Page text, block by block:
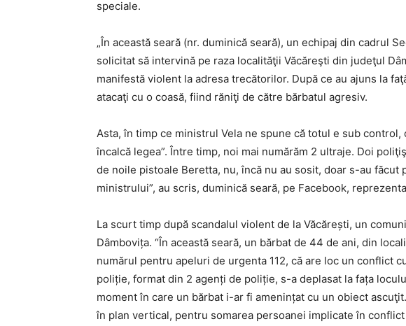
speciale.
„În această seară (nr. duminică seară), un echipaj din cadrul
solicitat să intervină pe raza localităţii Văcăreşti din judeţul
manifestă violent la adresa trecătorilor. După ce au ajuns la
atacaţi cu o coasă, fiind răniţi de către bărbatul agresiv.
Asta, în timp ce ministrul Vela ne spune că totul e sub control,
încalcă legea”. Între timp, noi mai numărăm 2 ultraje. Doi
de noile pistoale Beretta, nu, încă nu au sosit, doar s-au făcut
ministrului”, au scris, duminică seară, pe Facebook,
La scurt timp după scandalul violent de la Văcărești, un
Dâmbovița. “În această seară, un bărbat de 44 de ani, din
numărul pentru apeluri de urgenta 112, că are loc un conflict
poliție, format din 2 agenți de poliție, s-a deplasat la fața
moment în care un bărbat i-ar fi amenințat cu un obiect
în plan vertical, pentru somarea persoanei implicate în